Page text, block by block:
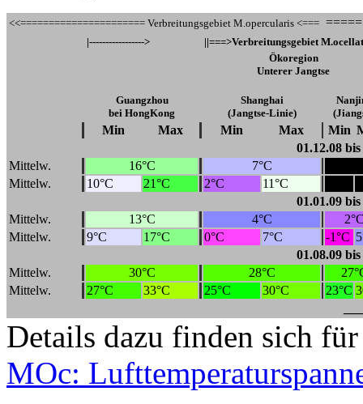
<<====================== Verbreitungsgebiet M.opercularis <===
|----------------->
||===>Verbreitungsgebiet
Ökoregion
Unterer Jangtse
Guangzhou
bei HongKong
Shanghai
(Jangtse-Linie)
Min Max Min Max Min
01.12.08
Mittelw.
16°C
7°C
Mittelw.
10°C 21°C 2°C
11°C
01.01.09
Mittelw.
13°C 4°C
Mittelw.
9°C 17°C 0°C 7°C -1°C
01.08.09
Mittelw.
30°C 28°C
Mittelw.
27°C 33°C 25°C 30°C 23°C
Details dazu finden sich
MOc: